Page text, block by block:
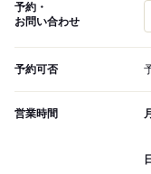
予約・
お問い合わせ
予約可否
営業時間
日